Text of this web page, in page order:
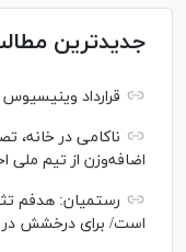
جدیدترین
قرارداد وینیسیوس تا ۲۰۳۲ با رئال‌
ناکامی در خانه،
اضافه‌وزن از تیم ملی
رستمیان: هدفم
است/ برای درخشش در